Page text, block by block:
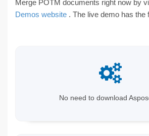
Merge POTM documents right now by
Demos website . The live demo has the
No need to download